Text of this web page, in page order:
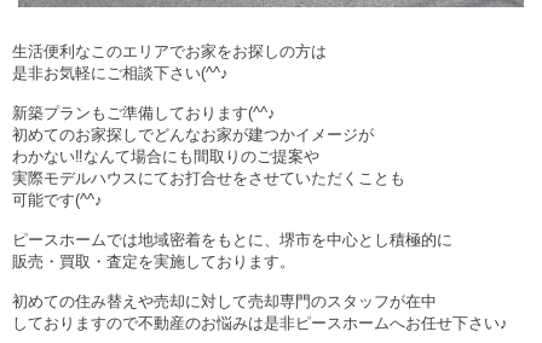
生活便利なこのエリアでお家をお探しの方は
是非お気軽にご相談下さい(^^♪
新築プランもご準備しております(^^♪
初めてのお家探しでどんなお家が建つかイメージが
わかない‼なんて場合にも間取りのご提案や
実際モデルハウスにてお打合せをさせていただくことも
可能です(^^♪
ピースホームでは地域密着をもとに、堺市を中心とし積極的に
販売・買取・査定を実施しております。
初めての住み替えや売却に対して売却専門のスタッフが在中
しておりますので不動産のお悩みは是非ピースホームへお任せ下さい♪